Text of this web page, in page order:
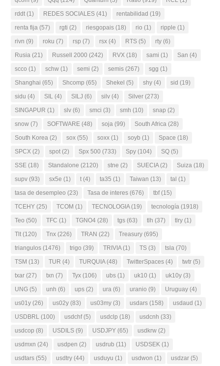
rddt (1) REDES SOCIALES (41) rentabilidad (19)
renta fija (57) rgti (2) riesgopais (18) rio (1) ripple (1)
rivn (9) roku (7) rsp (7) rsx (4) RTS (5) rty (6)
Rusia (21) Russell 2000 (242) RVX (18) sami (1) San (4)
scco (1) schw (1) semi (2) semis (267) sgg (1)
Shanghai (65) Shcomp (65) Shekel (5) shy (4) sid (19)
sidu (4) SIL (4) SILJ (6) silv (4) Silver (273)
SINGAPUR (1) slv (6) smci (3) smh (10) snap (2)
snow (7) SOFTWARE (48) soja (99) South Africa (28)
South Korea (2) sox (55) soxx (1) soyb (1) Space (18)
SPCX (2) spot (2) Spx 500 (733) Spy (104) SQ (5)
SSE (18) Standalone (2120) stne (2) SUECIA(2) Suiza (18)
supv (93) sx5e (1) t (4) ta35 (1) Taiwan (13) tal (1)
tasa de desempleo (23) Tasa de interes (676) tbf(15)
TCEHY (25) TCOM (1) TECNOLOGIA(19) tecnología (1918)
Teo (50) TFC (1) TGNO4 (28) tgs (63) tlh (37) tlry (1)
Tlt (120) Tnx (226) TRAN (22) Treasury (695)
triangulos (1476) trigo (39) TRIVIA(1) TS (3) tsla (70)
TSM (13) TUR (4) TURQUIA(48) TwitterSpaces (4) twtr (5)
txar (27) txn (7) Tyx (106) ubs (1) uk10 (1) uk10y (3)
UNG (5) unh (6) ups (2) ura (6) uranio (9) Uruguay (4)
us01y (26) us02y (83) us03my (3) usdars (158) usdaud (1)
USDBRL (100) usdchf(5) usdclp (18) usdcnh (33)
usdcop (8) USDILS (9) USDJPY (65) usdkrw (2)
usdmxn (24) usdpen (2) usdrub (11) USDSEK (1)
usdtars (55) usdtry (44) usduyu (1) usdwon (1) usdzar (5)